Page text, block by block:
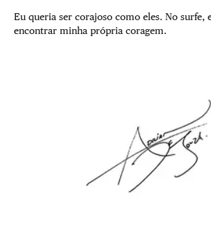
Eu queria ser corajoso como eles. No surfe,
encontrar minha própria coragem.